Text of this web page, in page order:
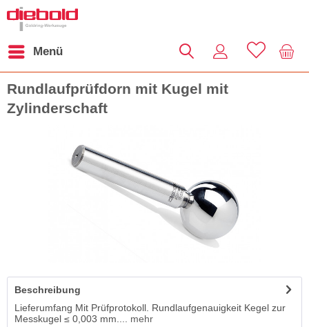
Menü
Rundlaufprüfdorn mit Kugel mit
Zylinderschaft
Beschreibung
Lieferumfang Mit Prüfprotokoll. Rundlaufgenauigkeit Kegel zur
Messkugel ≤ 0,003 mm....
mehr